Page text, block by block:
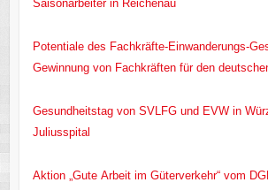
Saisonarbeiter in Reichenau
Potentiale des Fachkräfte-Einwanderungs-
Gewinnung von Fachkräften für den
Gesundheitstag von SVLFG und EVW in
Juliusspital
Aktion „Gute Arbeit im Güterverkehr“ vom